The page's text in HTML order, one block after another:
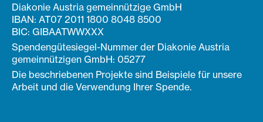
Diakonie Austria gemeinnützige GmbH
IBAN: AT07 2011 1800 8048 8500
BIC: GIBAATWWXXX
Spendengütesiegel-Nummer der Diakonie Austria
gemeinnützigen GmbH: 05277
Die beschriebenen Projekte sind Beispiele für unsere
Arbeit und die Verwendung Ihrer Spende.